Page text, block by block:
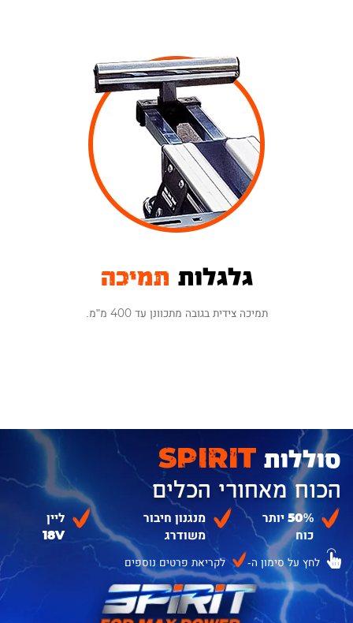
גלגלות תמיכה
תמיכה צידית בגובה מתכוונן עד 400 מ"מ.
סוללות SPIRIT
הכוח מאחורי הכלים
50% יותר
כוח
מנגנון חיבור
משודרג
ליין
18V
לחץ על סימון ה- לקריאת פרטים נוספים